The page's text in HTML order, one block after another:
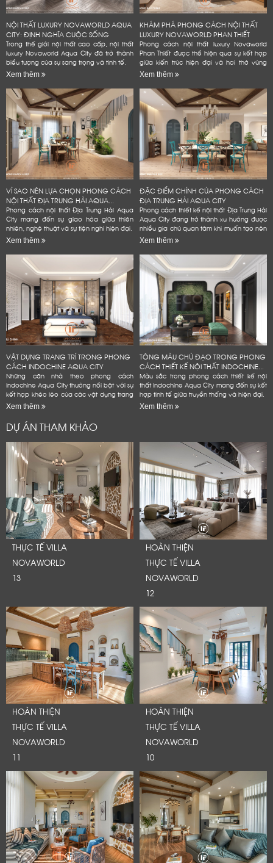
NỘI THẤT LUXURY NOVAWORLD AQUA
CITY: ĐỊNH NGHĨA CUỘC SỐNG
ĐẲNG...
Trong thế giới nội thất cao cấp, nội thất
luxury Novaworld Aqua City đã trở thành
biểu tượng của sự sang trọng và tinh tế.
Xem thêm
KHÁM PHÁ PHONG CÁCH NỘI THẤT
LUXURY NOVAWORLD PHAN THIẾT
Phong cách nội thất luxury Novaworld
Phan Thiết được thể hiện qua sự kết hợp
giữa kiến trúc hiện đại và hơi thở vùng
biển.
Xem thêm
VÌ SAO NÊN LỰA CHỌN PHONG CÁCH
NỘI THẤT ĐỊA TRUNG HẢI AQUA...
Phong cách nội thất Địa Trung Hải Aqua
City mang đến sự giao hòa giữa thiên
nhiên, nghệ thuật và sự tiện nghi hiện đại.
Xem thêm
ĐẶC ĐIỂM CHÍNH CỦA PHONG CÁCH
ĐỊA TRUNG HẢI AQUA CITY
Phong cách thiết kế nội thất Địa Trung Hải
Aqua City đang trở thành xu hướng được
nhiều gia chủ quan tâm khi muốn tạo nên
không gian sống đẳng cấp
Xem thêm
VẬT DỤNG TRANG TRÍ TRONG PHONG
CÁCH INDOCHINE AQUA CITY
Những căn nhà theo phong cách
Indochine Aqua City thường nổi bật với sự
kết hợp khéo léo của các vật dụng trang
trí mang đậm dấu ấn văn hóa Đông
Xem thêm
TÔNG MÀU CHỦ ĐẠO TRONG PHONG
CÁCH THIẾT KẾ NỘI THẤT INDOCHINE...
Màu sắc trong phong cách thiết kế nội
thất Indochine Aqua City mang đến sự kết
hợp tinh tế giữa truyền thống và hiện đại.
Xem thêm
DỰ ÁN THAM KHẢO
THỰC TẾ VILLA
NOVAWORLD
13
HOÀN THIỆN
THỰC TẾ VILLA
NOVAWORLD
12
HOÀN THIỆN
THỰC TẾ VILLA
NOVAWORLD
11
HOÀN THIỆN
THỰC TẾ VILLA
NOVAWORLD
10
LỜI CẢM ƠN
LIFECONCEPT